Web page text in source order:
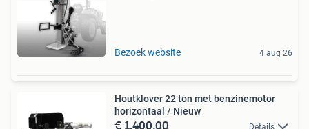
Bezoek website 4 aug 26
Houtklover 22 ton met benzinemotor
horizontaal / Nieuw
Details